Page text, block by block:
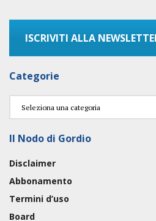
ISCRIVITI ALLA
Categorie
Categorie
Il Nodo di Gordio
Disclaimer
Abbonamento
Termini d’uso
Board